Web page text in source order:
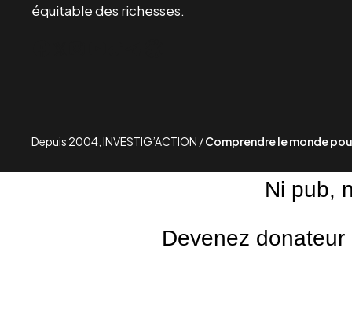
équitable des richesses.
Depuis 2004, INVESTIG’ACTION /Comprendre le monde
Ni pub,
Devenez